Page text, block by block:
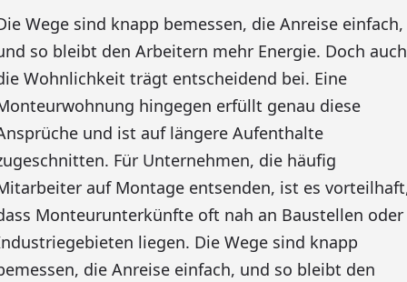
Wege sind knapp bemessen, die Anreise einfach,
so bleibt den Arbeitern mehr Energie. Doch auch
Wohnlichkeit trägt entscheidend bei. Eine
hingegen erfüllt genau diese
und ist auf längere Aufenthalte
Für Unternehmen, die häufig
auf Montage entsenden, ist es
Monteurunterkünfte oft nah an Baustellen oder
liegen. Die Wege sind knapp
die Anreise einfach, und so bleibt den